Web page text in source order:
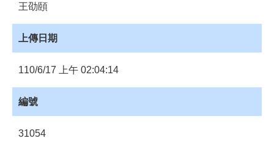
頁
入
網
站
覽
王劭頤
上傳日期
110/6/17 上午 02:04:14
編號
31054